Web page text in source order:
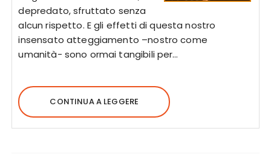
depredato, sfruttato senza
alcun rispetto. E gli effetti di questa nostro
insensato atteggiamento –nostro come
umanità- sono ormai tangibili per…
CONTINUA A LEGGERE